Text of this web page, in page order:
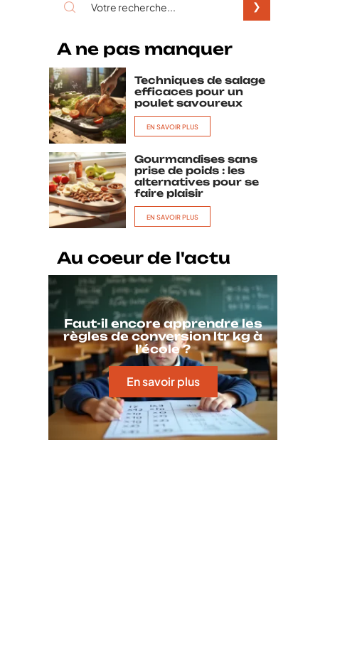
A ne pas manquer
Techniques de salage
efficaces pour un
poulet savoureux
EN SAVOIR PLUS
Gourmandises sans
prise de poids : les
alternatives pour se
faire plaisir
EN SAVOIR PLUS
Au coeur de l'actu
Faut-il encore apprendre les
règles de conversion ltr kg à
l’école ?
En savoir plus